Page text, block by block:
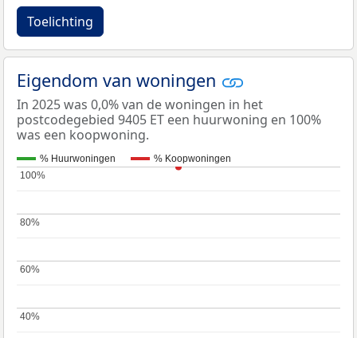
Toelichting
Eigendom van woningen
In 2025 was 0,0% van de woningen in het
postcodegebied 9405 ET een huurwoning en 100%
was een koopwoning.
% Huurwoningen % Koopwoningen
40%
40%
60%
60%
80%
80%
100%
100%